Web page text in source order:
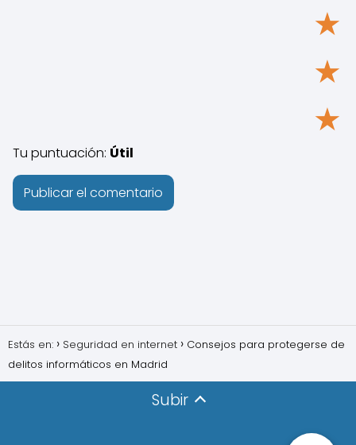
★
★
★
Tu puntuación: Útil
Estás en: Seguridad en internet
Consejos para protegerse de
delitos informáticos en Madrid
Subir